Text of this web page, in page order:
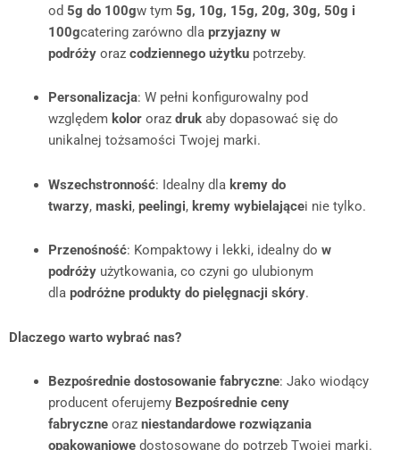
od 5g do 100gw tym 5g, 10g, 15g, 20g, 30g, 50g i
100gcatering zarówno dla przyjazny w
podróżyoraz codziennego użytkupotrzeby.
Personalizacja: W pełni konfigurowalny pod
względem kolororaz drukaby dopasować się do
unikalnej tożsamości Twojej marki.
Wszechstronność: Idealny dla kremy do
twarzy, maski, peelingi, kremy wybielającei nie tylko.
Przenośność: Kompaktowy i lekki, idealny do w
podróżyużytkowania, co czyni go ulubionym
dla podróżne produkty do pielęgnacji skóry.
Dlaczego warto wybrać nas?
Bezpośrednie dostosowanie fabryczne: Jako wiodący
producent oferujemy Bezpośrednie ceny
fabryczneoraz niestandardowe rozwiązania
opakowaniowedostosowane do potrzeb Twojej marki.